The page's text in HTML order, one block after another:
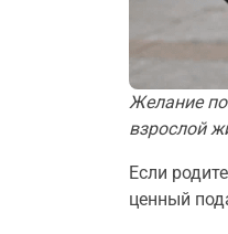
Желание
взрослой
Если
ценный